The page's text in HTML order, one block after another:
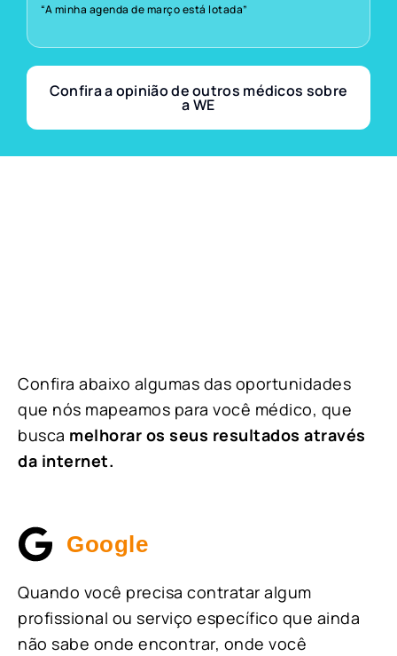
“A minha agenda de março está lotada”
Confira a opinião de outros médicos sobre
a WE
Confira abaixo algumas das oportunidades
que nós mapeamos para você médico, que
busca melhorar os seus resultados através
da internet.
Google
Quando você precisa contratar algum
profissional ou serviço específico que ainda
não sabe onde encontrar, onde você